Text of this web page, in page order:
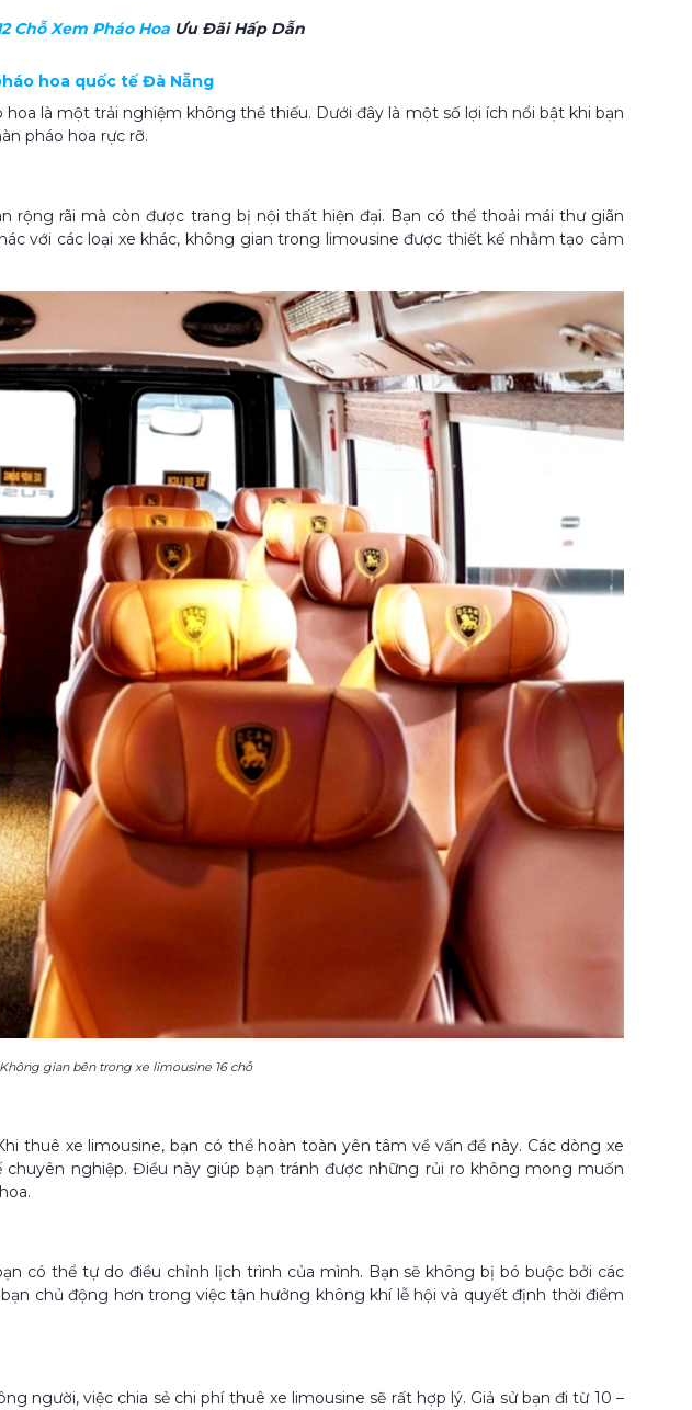
Chỗ Xem Pháo Hoa Ưu Đãi Hấp Dẫn
hoa quốc tế Đà Nẵng
là một trải nghiệm không thể thiếu. Dưới đây là một số lợi ích nổi bật khi bạn
pháo hoa rực rỡ.
rộng rãi mà còn được trang bị nội thất hiện đại. Bạn có thể thoải mái thư giãn
với các loại xe khác, không gian trong limousine được thiết kế nhằm tạo cảm
Không gian bên trong xe limousine 16 chỗ
thuê xe limousine, bạn có thể hoàn toàn yên tâm về vấn đề này. Các dòng xe
nghiệp. Điều này giúp bạn tránh được những rủi ro không mong muốn
có thể tự do điều chỉnh lịch trình của mình. Bạn sẽ không bị bó buộc bởi các
chủ động hơn trong việc tận hưởng không khí lễ hội và quyết định thời điểm
người, việc chia sẻ chi phí thuê xe limousine sẽ rất hợp lý. Giả sử bạn đi từ 10 –